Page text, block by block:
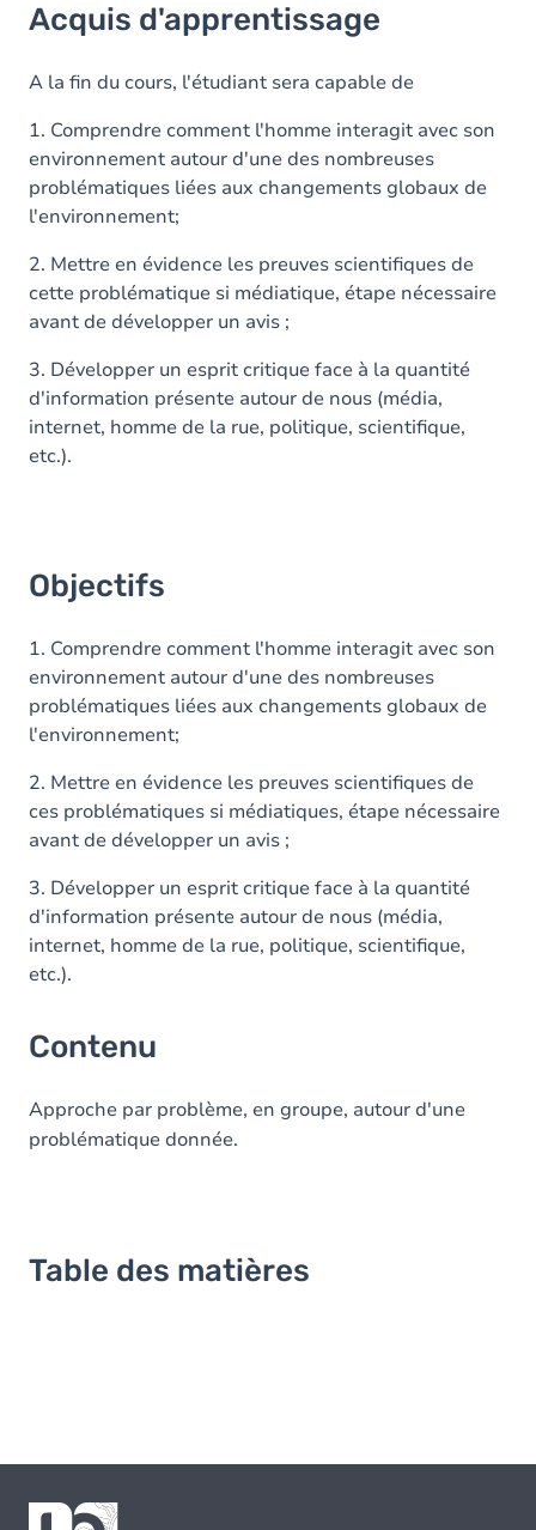
Objectifs
Contenu
Table des matières
Acquis d'apprentissage
A la fin du cours, l'étudiant sera capable de
1. Comprendre comment l'homme interagit avec son
environnement autour d'une des nombreuses
problématiques liées aux changements globaux de
l'environnement;
2. Mettre en évidence les preuves scientifiques de
cette problématique si médiatique, étape nécessaire
avant de développer un avis ;
3. Développer un esprit critique face à la quantité
d'information présente autour de nous (média,
internet, homme de la rue, politique, scientifique,
etc.).
Objectifs
1. Comprendre comment l'homme interagit avec son
environnement autour d'une des nombreuses
problématiques liées aux changements globaux de
l'environnement;
2. Mettre en évidence les preuves scientifiques de
ces problématiques si médiatiques, étape nécessaire
avant de développer un avis ;
3. Développer un esprit critique face à la quantité
d'information présente autour de nous (média,
internet, homme de la rue, politique, scientifique,
etc.).
Contenu
Approche par problème, en groupe, autour d'une
problématique donnée.
Table des matières